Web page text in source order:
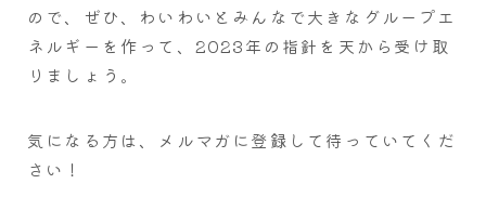
ので、ぜひ、わいわいとみんなで大きなグループエ
ネルギーを作って、2023年の指針を天から受け取
りましょう。
気になる方は、メルマガに登録して待っていてくだ
さい！